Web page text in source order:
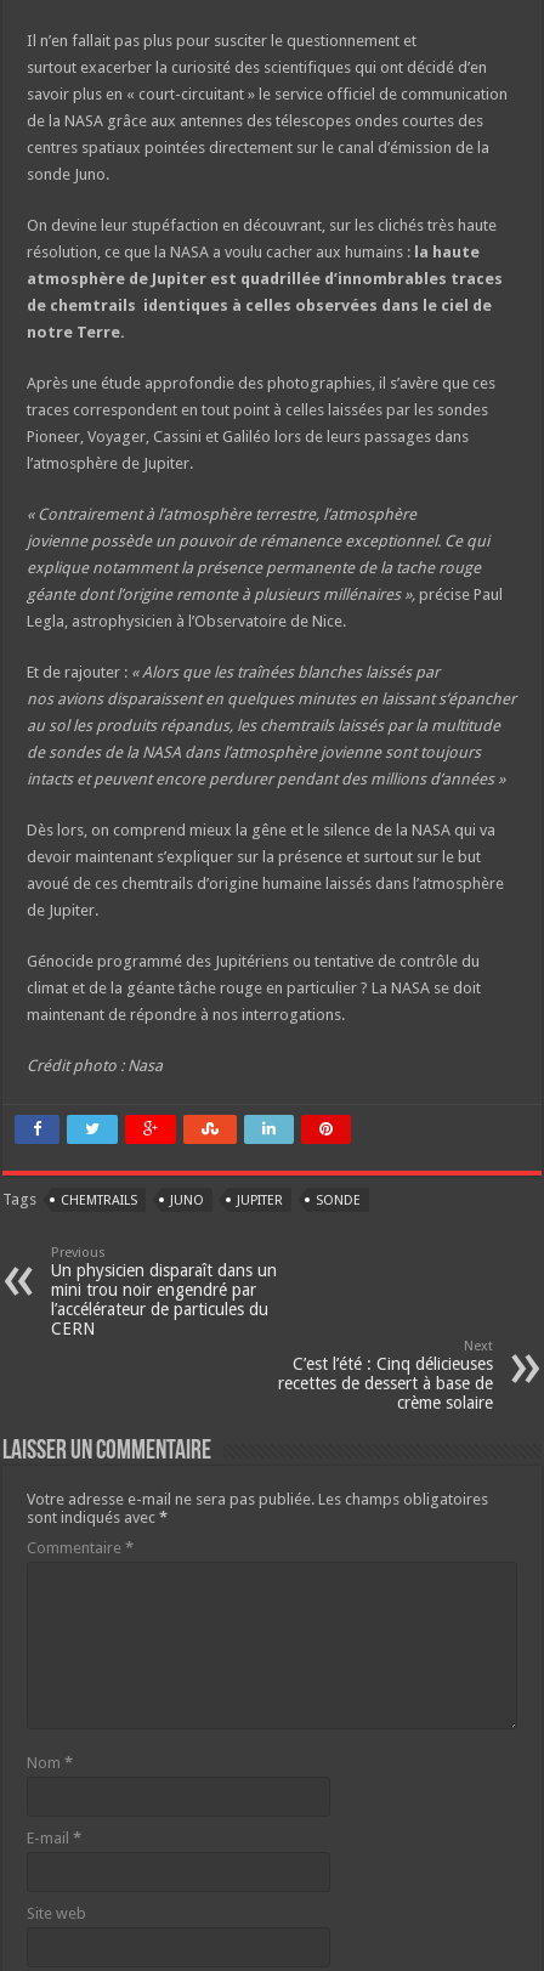
Il n’en fallait pas plus pour susciter le questionnement et
surtout exacerber la curiosité des scientifiques qui ont décidé d’en
savoir plus en « court-circuitant » le service officiel de communication
de la NASA grâce aux antennes des télescopes ondes courtes des
centres spatiaux pointées directement sur le canal d’émission de la
sonde Juno.
On devine leur stupéfaction en découvrant, sur les clichés très haute
résolution, ce que la NASA a voulu cacher aux humains : la haute
atmosphère de Jupiter est quadrillée d’innombrables traces
de chemtrails identiques à celles observées dans le ciel de
notre Terre.
Après une étude approfondie des photographies, il s’avère que ces
traces correspondent en tout point à celles laissées par les sondes
Pioneer, Voyager, Cassini et Galiléo lors de leurs passages dans
l’atmosphère de Jupiter.
« Contrairement à l’atmosphère terrestre, l’atmosphère
jovienne possède un pouvoir de rémanence exceptionnel. Ce qui
explique notamment la présence permanente de la tache rouge
géante dont l’origine remonte à plusieurs millénaires »,précise Paul
Legla, astrophysicien à l’Observatoire de Nice.
Et de rajouter : « Alors que les traînées blanches laissés par
nos avions disparaissent en quelques minutes en laissant s’épancher
au sol les produits répandus, les chemtrails laissés par la multitude
de sondes de la NASA dans l’atmosphère jovienne sont toujours
intacts et peuvent encore perdurer pendant des millions d’années »
Dès lors, on comprend mieux la gêne et le silence de la NASA qui va
devoir maintenant s’expliquer sur la présence et surtout sur le but
avoué de ces chemtrails d’origine humaine laissés dans l’atmosphère
de Jupiter.
Génocide programmé des Jupitériens ou tentative de contrôle du
climat et de la géante tâche rouge en particulier ? La NASA se doit
maintenant de répondre à nos interrogations.
Crédit photo : Nasa
Tags CHEMTRAILS JUNO JUPITER SONDE
Previous
Un physicien disparaît dans un
mini trou noir engendré par
l’accélérateur de particules du
CERN
Next
C’est l’été : Cinq délicieuses
recettes de dessert à base de
crème solaire
Laisser un commentaire
Votre adresse e-mail ne sera pas publiée. Les champs obligatoires
sont indiqués avec*
Commentaire*
Nom*
E-mail*
Site web